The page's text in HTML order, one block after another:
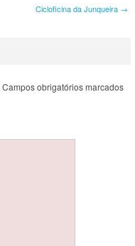
Cicloficina da Junqueira →
Campos obrigatórios marcados